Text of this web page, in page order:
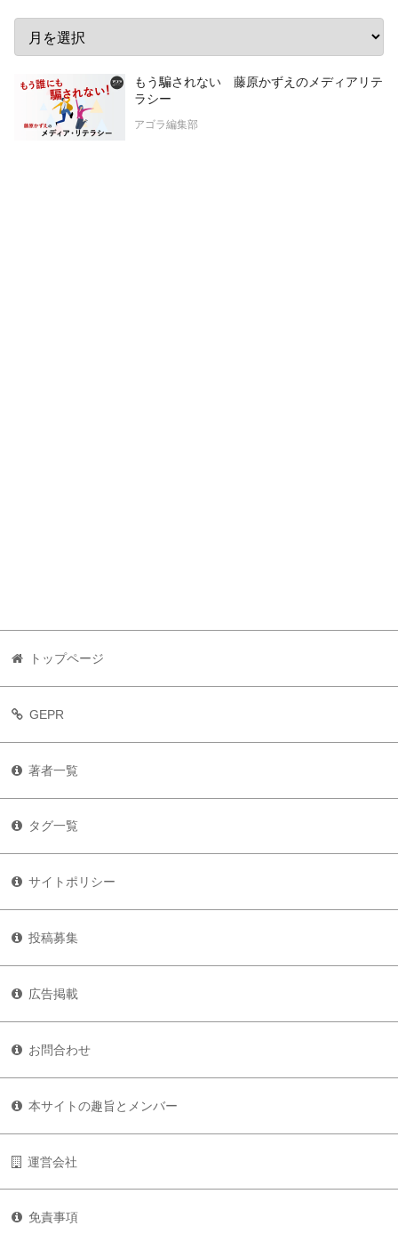
もう騙されない 藤原かずえのメディアリテ
ラシー
アゴラ編集部
トップページ
GEPR
著者一覧
タグ一覧
サイトポリシー
投稿募集
広告掲載
お問合わせ
本サイトの趣旨とメンバー
運営会社
免責事項